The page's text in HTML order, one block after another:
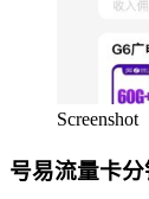
Screenshot
号易流量卡分